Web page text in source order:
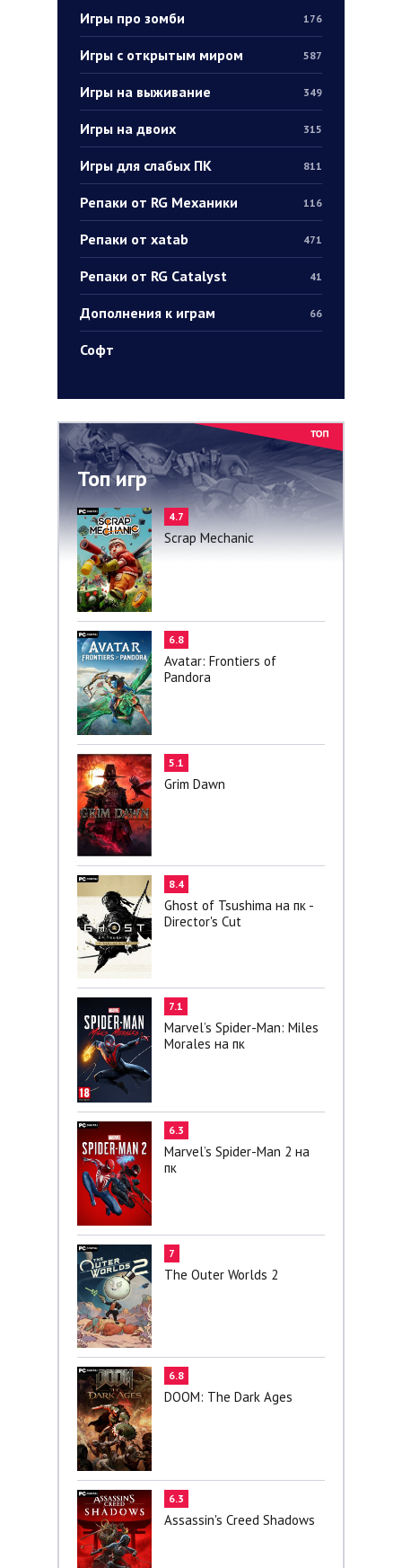
Игры про зомби 176
Игры с открытым миром 587
Игры на выживание 349
Игры на двоих 315
Игры для слабых ПК 811
Репаки от RG Механики 116
Репаки от xatab 471
Репаки от RG Catalyst 41
Дополнения к играм 66
Софт
Топ игр
4.7
Scrap Mechanic
6.8
Avatar: Frontiers of
Pandora
5.1
Grim Dawn
8.4
Ghost of Tsushima на пк -
Director's Cut
7.1
Marvel’s Spider-Man: Miles
Morales на пк
6.3
Marvel’s Spider-Man 2 на
пк
7
The Outer Worlds 2
6.8
DOOM: The Dark Ages
6.3
Assassin's Creed Shadows